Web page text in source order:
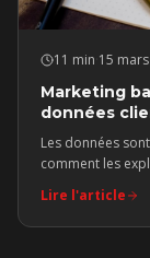
11 min 15
Marketing
données
Les données
comment les
Lire l'article